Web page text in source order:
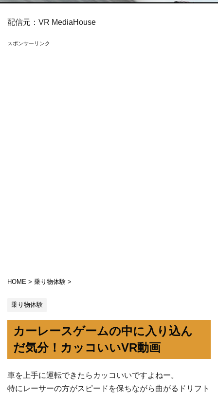
配信元： VR MediaHouse
スポンサーリンク
HOME > 乗り物体験 >
乗り物体験
カーレースゲームの中に入り込ん
だ気分！カッコいいVR動画
車を上手に運転できたらカッコいいですよねー。
特にレーサーの方がスピードを保ちながら曲がるドリフト